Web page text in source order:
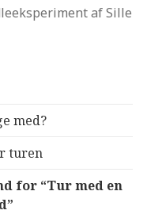
af Sille
med?
turen
for “Tur med en